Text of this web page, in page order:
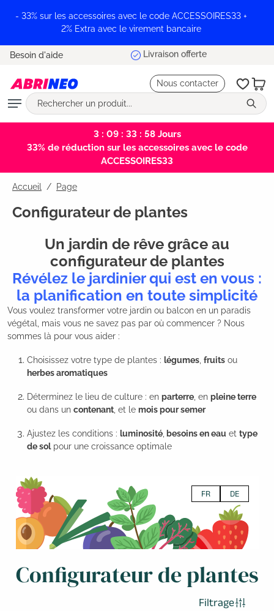
principal
- 33% sur les accessoires avec le code ACCESSOIRES33 +
2% Extra avec le virement bancaire
Besoin d'aide Livraison offerte
Nous contacter
3 : 09 : 33 : 57Jours
33% de réduction sur les accessoires avec le code
ACCESSOIRES33
Accueil Page
Configurateur de plantes
Un jardin de rêve grâce au
configurateur de plantes
Révélez le jardinier qui est en vous :
la planification en toute simplicité
Vous voulez transformer votre jardin ou balcon en un paradis
végétal, mais vous ne savez pas par où commencer ? Nous
sommes là pour vous aider :
Choisissez votre type de plantes : légumes, fruits ou
herbes aromatiques
Déterminez le lieu de culture : en parterre, en pleine terre
ou dans un contenant, et le mois pour semer
Ajustez les conditions : luminosité, besoins en eau et type
de solpour une croissance optimale
FR DE
Configurateur de plantes
Filtrage